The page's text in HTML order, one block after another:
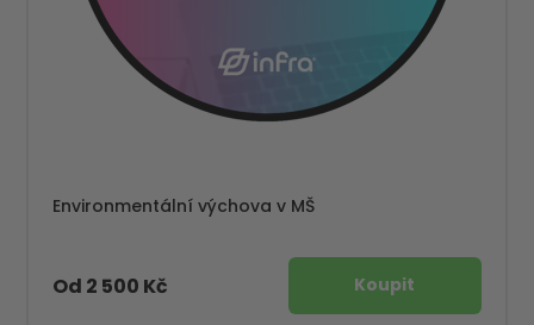
Environmentální výchova v MŠ
Od 2 500 Kč